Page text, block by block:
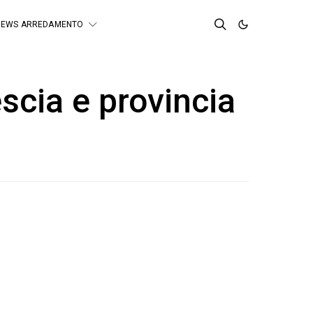
ARREDAMENTO
e provincia